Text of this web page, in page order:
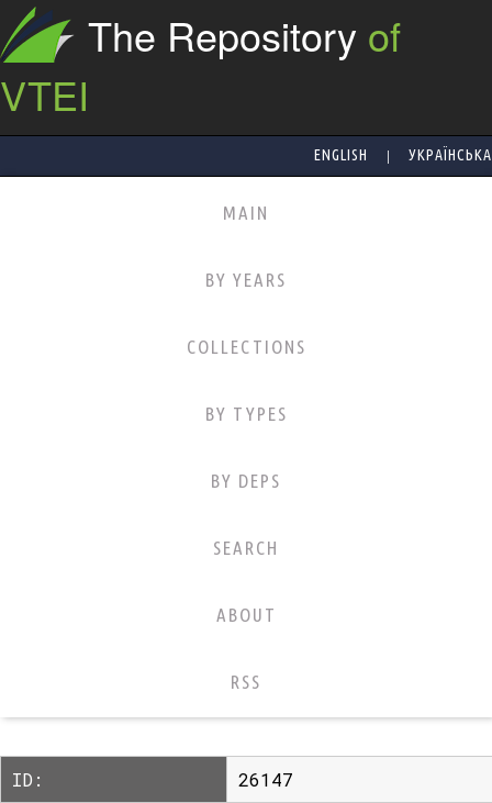
The Repository of
VTEI
ENGLISH | УКРАЇНСЬКА
MAIN
BY YEARS
COLLECTIONS
BY TYPES
BY DEPS
SEARCH
ABOUT
RSS
ID: 26147